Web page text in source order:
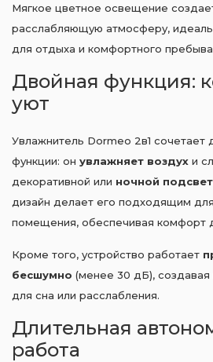
Мягкое цветное освещение
расслабляющую атмосферу,
для отдыха и комфортного
Двойная функция:
уют
Увлажнитель Dormeo 2в1 сочетает
функции: он увлажняет воздух и
декоративной или ночной
дизайн делает его подходящим
помещения, обеспечивая комфорт
Кроме того, устройство работает
бесшумно (менее 30 дБ),
для сна или расслабления.
Длительная
работа